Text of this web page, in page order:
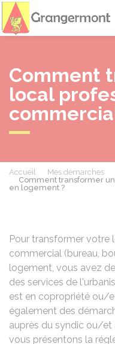
Comment
local
Accueil Mes démarches
Comment transformer
en logement ?
Pour transformer votre
commercial (bureau,
logement, vous avez
des services de
est en copropriété ou/
également des
auprès du syndic ou/et
vous présentons la